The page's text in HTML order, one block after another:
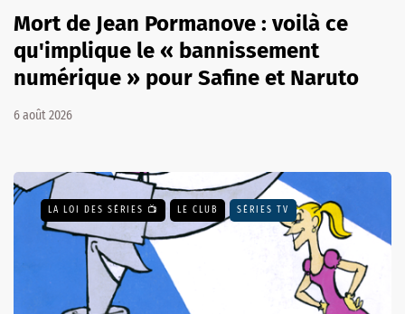
Mort de Jean Pormanove : voilà ce
qu'implique le « bannissement
numérique » pour Safine et Naruto
6 août 2026
LA LOI DES SÉRIES 📺 LE CLUB SÉRIES TV